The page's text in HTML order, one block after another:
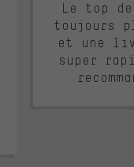
Le top
toujours
et une
super